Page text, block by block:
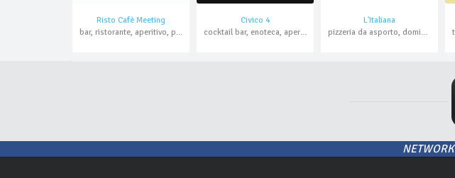
Risto Cafè Meeting
bar, ristorante, aperitivo, pranzo di lavoro, domicilio, asporto
Civico 4
cocktail bar, enoteca, aperitivo
L'Italiana
pizzeria da asporto, domicilio
NETWORK